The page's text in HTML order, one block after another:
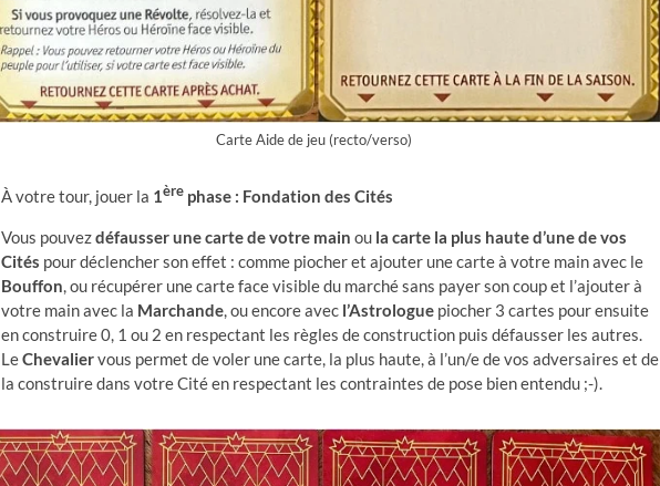
Carte Aide de jeu (recto/verso)
À votre tour, jouer la 1ère phase : Fondation des Cités
Vous pouvezdéfausser une carte de votre main ou la carte la plus haute d’une de vos
Cités pour déclencher son effet : comme piocher et ajouter une carte à votre main avec le
Bouffon, ou récupérer une carte face visible du marché sans payer son coup et l’ajouter à
votre main avec la Marchande, ou encore avec l’Astrologue piocher 3 cartes pour ensuite
en construire 0, 1 ou 2 en respectant les règles de construction puis défausser les autres.
LeChevaliervous permet de voler une carte, la plus haute, à l’un/e de vos adversaires et de
la construire dans votre Cité en respectant les contraintes de pose bien entendu ;-).